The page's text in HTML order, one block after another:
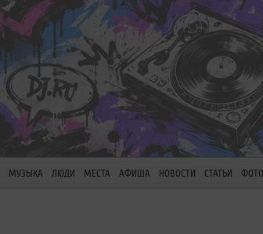
МУЗЫКА ЛЮДИ МЕСТА АФИША НОВОСТИ СТАТЬИ ФОТО